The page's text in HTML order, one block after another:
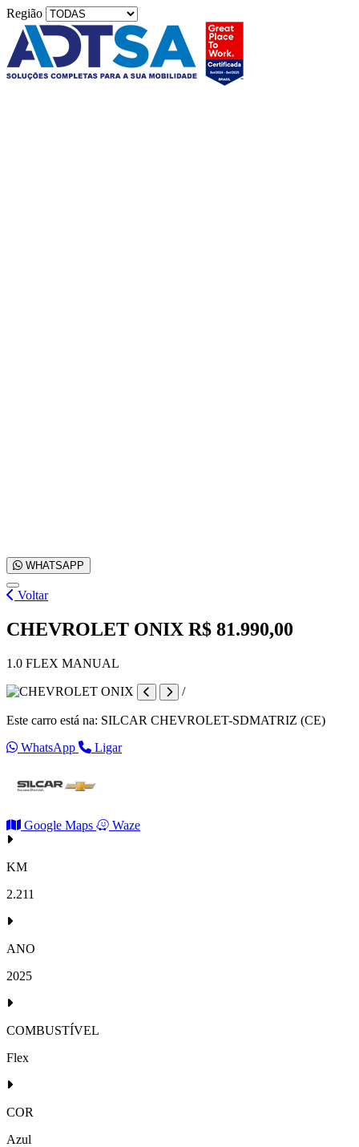
Região
WHATSAPP
Voltar
CHEVROLET ONIX R$ 81.990,00
1.0 FLEX MANUAL
/
Este carro está na: SILCAR CHEVROLET-SDMATRIZ (CE)
WhatsApp
Ligar
Google Maps Waze
KM
2.211
ANO
2025
COMBUSTÍVEL
Flex
COR
Azul